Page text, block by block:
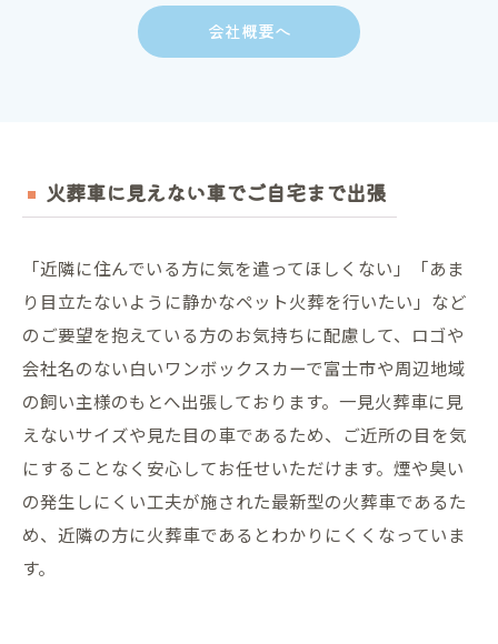
会社概要へ
火葬車に見えない車でご自宅まで出張
「近隣に住んでいる方に気を遣ってほしくない」「あま
り目立たないように静かなペット火葬を行いたい」など
のご要望を抱えている方のお気持ちに配慮して、ロゴや
会社名のない白いワンボックスカーで富士市や周辺地域
の飼い主様のもとへ出張しております。一見火葬車に見
えないサイズや見た目の車であるため、ご近所の目を気
にすることなく安心してお任せいただけます。煙や臭い
の発生しにくい工夫が施された最新型の火葬車であるた
め、近隣の方に火葬車であるとわかりにくくなっていま
す。